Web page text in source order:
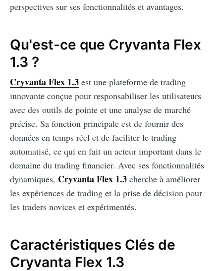
perspectives sur ses fonctionnalités et avantages.
Qu'est-ce que Cryvanta Flex
1.3 ?
Cryvanta Flex 1.3 est une plateforme de trading
innovante conçue pour responsabiliser les utilisateurs
avec des outils de pointe et une analyse de marché
précise. Sa fonction principale est de fournir des
données en temps réel et de faciliter le trading
automatisé, ce qui en fait un acteur important dans le
domaine du trading financier. Avec ses fonctionnalités
dynamiques, Cryvanta Flex 1.3 cherche à améliorer
les expériences de trading et la prise de décision pour
les traders novices et expérimentés.
Caractéristiques Clés de
Cryvanta Flex 1.3